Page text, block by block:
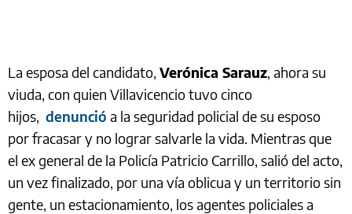
La esposa del candidato, Verónica Sarauz, ahora su
viuda, con quien Villavicencio tuvo cinco
hijos, denunció a la seguridad policial de su esposo
por fracasar y no lograr salvarle la vida. Mientras que
el ex general de la Policía Patricio Carrillo, salió del acto,
un vez finalizado, por una vía oblicua y un territorio sin
gente, un estacionamiento, los agentes policiales a